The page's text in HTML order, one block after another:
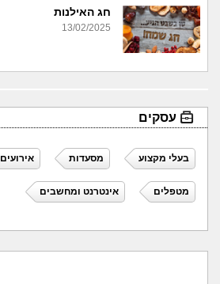
חג האילנות
13/02/2025
עסקים
בעלי מקצוע מסעדות אירועים
מטפלים אינטרנט ומחשבים